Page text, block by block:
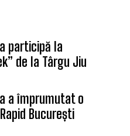
participă la
de la Târgu Jiu
a împrumutat o